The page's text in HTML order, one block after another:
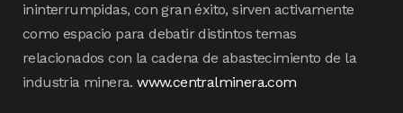
ininterrumpidas, con gran éxito, sirven activamente
como espacio para debatir distintos temas
relacionados con la cadena de abastecimiento de la
industria minera.www.centralminera.com